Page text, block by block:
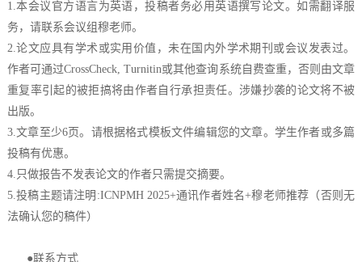
1.本会议官方语言为英语，投稿者务必用英语撰写论文。如需翻译服
务，请联系会议组穆老师。
2.论文应具有学术或实用价值，未在国内外学术期刊或会议发表过。
作者可通过CrossCheck, Turnitin或其他查询系统自费查重，否则由文章
重复率引起的被拒搞将由作者自行承担责任。涉嫌抄袭的论文将不被
出版。
3.文章至少6页。请根据格式模板文件编辑您的文章。学生作者或多篇
投稿有优惠。
4.只做报告不发表论文的作者只需提交摘要。
5.投稿主题请注明:ICNPMH 2025+通讯作者姓名+穆老师推荐（否则无
法确认您的稿件）
●联系方式